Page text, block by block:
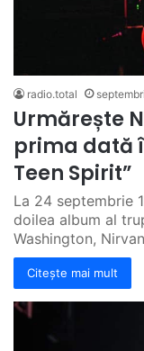
radio.total
Urmărește
prima dată
Teen Spirit”
La 24 septembrie
doilea album al
Washington,
Citește mai mult